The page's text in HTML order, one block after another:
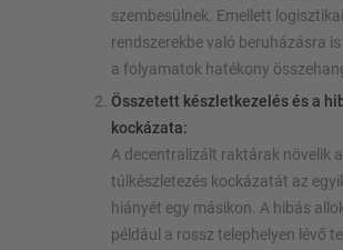
szembesülnek. Emellett logisztikai
rendszerekbe való beruházásra
a folyamatok hatékony
Összetett készletkezelés és a
kockázata:
A decentralizált raktárak növelik a
túlkészletezés kockázatát az
hiányét egy másikon. A hibás
például a rossz telephelyen lévő